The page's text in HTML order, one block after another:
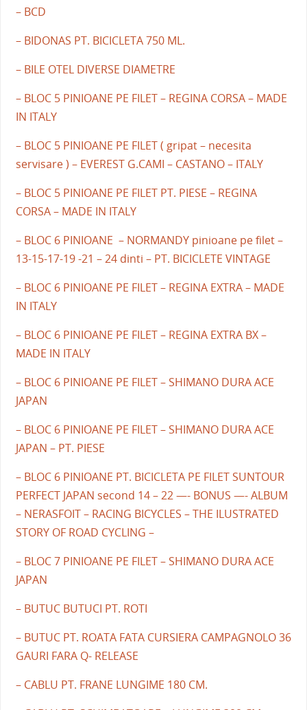
– BCD
– BIDONAS PT. BICICLETA 750 ML.
– BILE OTEL DIVERSE DIAMETRE
– BLOC 5 PINIOANE PE FILET – REGINA CORSA – MADE
IN ITALY
– BLOC 5 PINIOANE PE FILET ( gripat – necesita
servisare ) – EVEREST G.CAMI – CASTANO – ITALY
– BLOC 5 PINIOANE PE FILET PT. PIESE – REGINA
CORSA – MADE IN ITALY
– BLOC 6 PINIOANE – NORMANDY pinioane pe filet –
13-15-17-19 -21 – 24 dinti – PT. BICICLETE VINTAGE
– BLOC 6 PINIOANE PE FILET – REGINA EXTRA – MADE
IN ITALY
– BLOC 6 PINIOANE PE FILET – REGINA EXTRA BX –
MADE IN ITALY
– BLOC 6 PINIOANE PE FILET – SHIMANO DURA ACE
JAPAN
– BLOC 6 PINIOANE PE FILET – SHIMANO DURA ACE
JAPAN – PT. PIESE
– BLOC 6 PINIOANE PT. BICICLETA PE FILET SUNTOUR
PERFECT JAPAN second 14 – 22 —- BONUS —- ALBUM
– NERASFOIT – RACING BICYCLES – THE ILUSTRATED
STORY OF ROAD CYCLING –
– BLOC 7 PINIOANE PE FILET – SHIMANO DURA ACE
JAPAN
– BUTUC BUTUCI PT. ROTI
– BUTUC PT. ROATA FATA CURSIERA CAMPAGNOLO 36
GAURI FARA Q- RELEASE
– CABLU PT. FRANE LUNGIME 180 CM.